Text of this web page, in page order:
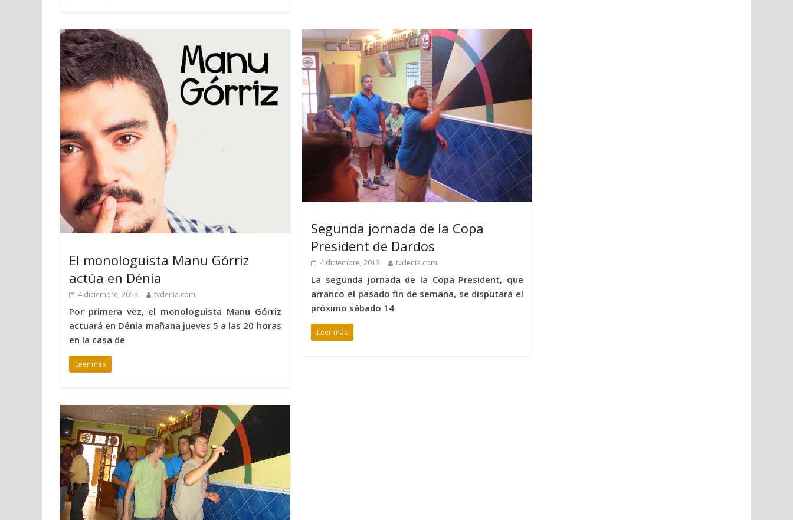
El monologuista Manu Górriz
actúa en Dénia
4 diciembre, 2013 tvdenia.com
Por primera vez, el monologuista Manu Górriz
actuará en Dénia mañana jueves 5 a las 20 horas
en la casa de
Leer más
Segunda jornada de la Copa
President de Dardos
4 diciembre, 2013 tvdenia.com
La segunda jornada de la Copa President, que
arranco el pasado fin de semana, se disputará el
próximo sábado 14
Leer más